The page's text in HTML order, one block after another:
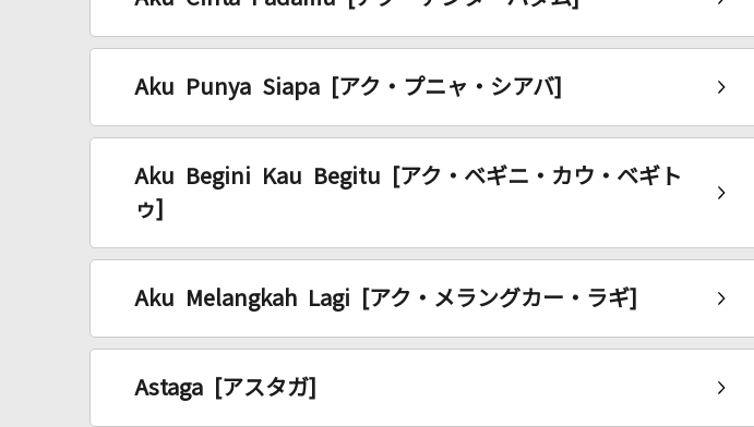
Aku Punya Siapa [アク・プニャ・シアバ]
Aku Begini Kau Begitu [アク・ベギニ・カウ・ベギト
ゥ]
Aku Melangkah Lagi [アク・メラングカー・ラギ]
Astaga [アスタガ]